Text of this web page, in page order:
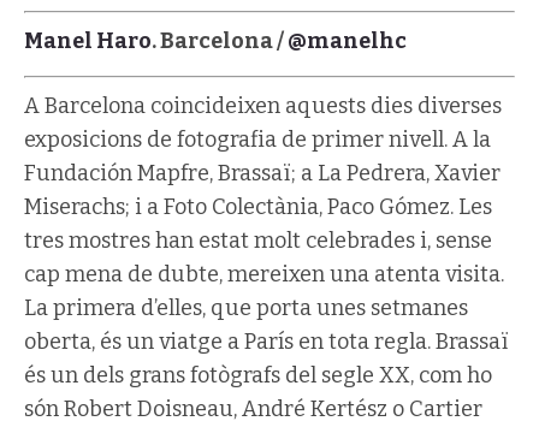
Manel Haro. Barcelona /@manelhc
A Barcelona coincideixen aquests dies diverses
exposicions de fotografia de primer nivell. A la
Fundación Mapfre, Brassaï; a La Pedrera, Xavier
Miserachs; i a Foto Colectània, Paco Gómez. Les
tres mostres han estat molt celebrades i, sense
cap mena de dubte, mereixen una atenta visita.
La primera d’elles, que porta unes setmanes
oberta, és un viatge a París en tota regla. Brassaï
és un dels grans fotògrafs del segle XX, com ho
són Robert Doisneau, André Kertész o Cartier